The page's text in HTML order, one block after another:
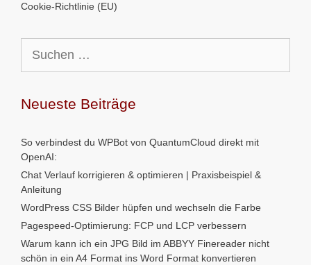
Cookie-Richtlinie (EU)
nach:
Neueste Beiträge
So verbindest du WPBot von QuantumCloud direkt mit
OpenAI:
Chat Verlauf korrigieren & optimieren | Praxisbeispiel &
Anleitung
WordPress CSS Bilder hüpfen und wechseln die Farbe
Pagespeed-Optimierung: FCP und LCP verbessern
Warum kann ich ein JPG Bild im ABBYY Finereader nicht
schön in ein A4 Format ins Word Format konvertieren